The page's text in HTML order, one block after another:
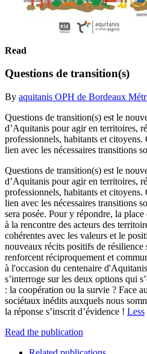
Read
Questions de transition(s)
By aquitanis OPH de Bordeaux
Questions de transition(s) est le
d’Aquitanis pour agir en territoires,
professionnels, habitants et citoyens.
lien avec les nécessaires transitions
Questions de transition(s) est le
d’Aquitanis pour agir en territoires,
professionnels, habitants et citoyens.
lien avec les nécessaires transitions
sera posée. Pour y répondre, la
à la rencontre des acteurs des
cohérentes avec les valeurs et le
nouveaux récits positifs de résilience
renforcent réciproquement et
à l'occasion du centenaire
s’interroge sur les deux options qui
: la coopération ou la survie ? Face
sociétaux inédits auxquels nous
la réponse s’inscrit d’évidence ! Less
Read the publication